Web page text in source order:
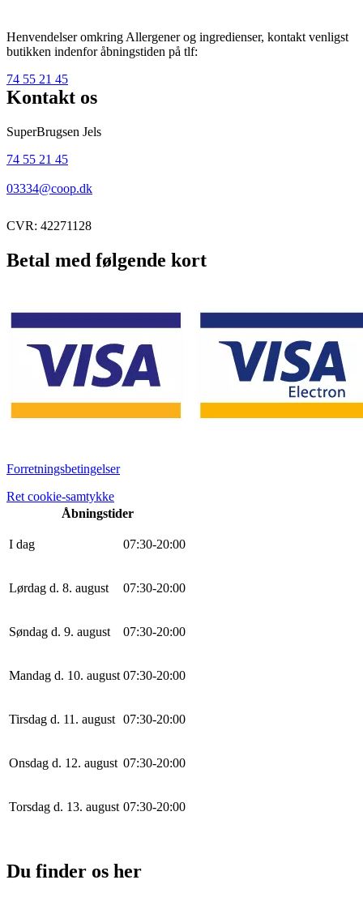
Henvendelser omkring Allergener og ingredienser, kontakt venligst
butikken indenfor åbningstiden på tlf:
74 55 21 45
Kontakt os
SuperBrugsen Jels
74 55 21 45
03334@coop.dk
CVR: 42271128
Betal med følgende kort
Forretningsbetingelser
Ret cookie-samtykke
Åbningstider
I dag 07:30-20:00
Lørdag d. 8. august 07:30-20:00
Søndag d. 9. august 07:30-20:00
Mandag d. 10. august 07:30-20:00
Tirsdag d. 11. august 07:30-20:00
Onsdag d. 12. august 07:30-20:00
Torsdag d. 13. august 07:30-20:00
Du finder os her